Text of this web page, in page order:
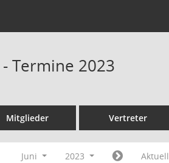
Termine 2023
Mitglieder Vertreter
Juni 2023 Aktuell